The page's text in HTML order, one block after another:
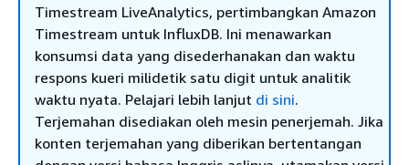
Timestream LiveAnalytics, pertimbangkan Amazon
Timestream untuk InfluxDB. Ini menawarkan
konsumsi data yang disederhanakan dan waktu
respons kueri milidetik satu digit untuk analitik
waktu nyata. Pelajari lebih lanjut di sini.
Terjemahan disediakan oleh mesin penerjemah. Jika
konten terjemahan yang diberikan bertentangan